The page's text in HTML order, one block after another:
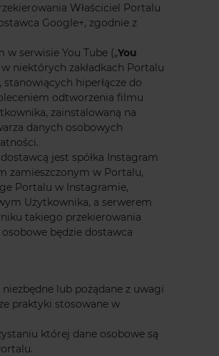
Właściciel Portalu
Google+, zgodnie z
serwisie You Tube („You
niektórych zakładkach Portalu
hiperłącze do
odtworzenia filmu
zainstalowaną na
danych osobowych
jest spółka Instagram
zamieszczonym w Portalu,
Portalu w Instagramie,
Użytkownika, a serwerem
takiego przekierowania
będzie dostawca
lub pożądane z uwagi
praktyki stosowane w
której dane osobowe są